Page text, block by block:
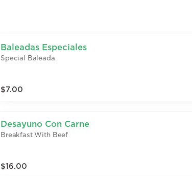
Baleadas Especiales
Special Baleada
$7.00
Desayuno Con Carne
Breakfast With Beef
$16.00